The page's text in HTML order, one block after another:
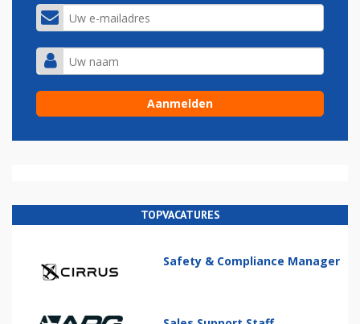
TOPVACATURES
Safety & Compliance Manager